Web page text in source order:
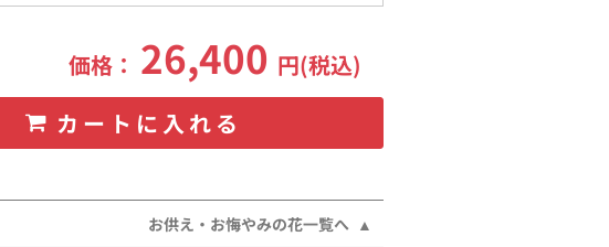
価格： 26,400 円(税込)
カートに入れる
お供え・お悔やみの花一覧へ